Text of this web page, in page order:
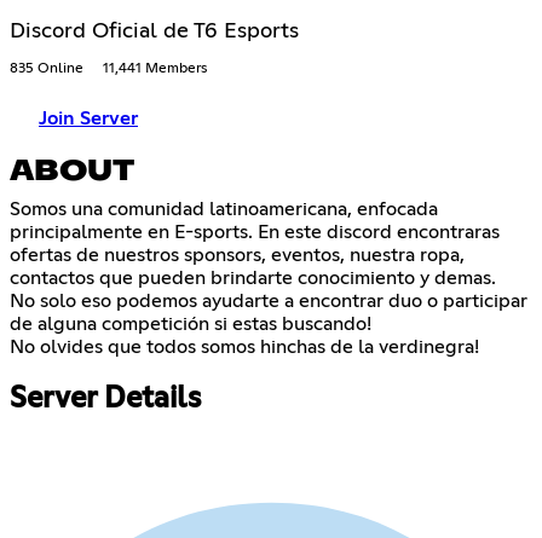
Discord Oficial de T6 Esports
835 Online 11,441 Members
Join Server
ABOUT
Somos una comunidad latinoamericana, enfocada
principalmente en E-sports. En este discord encontraras
ofertas de nuestros sponsors, eventos, nuestra ropa,
contactos que pueden brindarte conocimiento y demas.
No solo eso podemos ayudarte a encontrar duo o participar
de alguna competición si estas buscando!
No olvides que todos somos hinchas de la verdinegra!
Server Details